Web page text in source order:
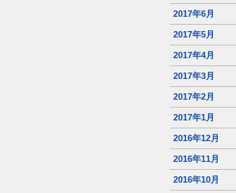
2017年6月
2017年5月
2017年4月
2017年3月
2017年2月
2017年1月
2016年12月
2016年11月
2016年10月